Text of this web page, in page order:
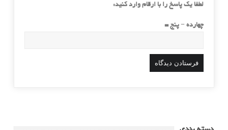
لطفا یک پاسخ را با ارقام وارد کنید:
چهارده − پنج =